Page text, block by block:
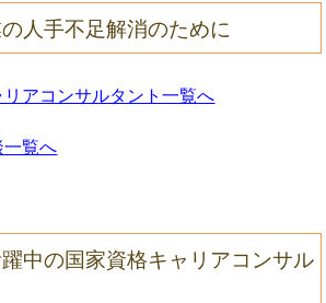
人手不足解消のために
アコンサルタント一覧へ
一覧へ
中の国家資格キャリアコンサル